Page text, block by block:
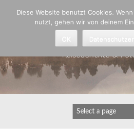
Astrid
Reiseberichte &
Diese Website benutzt Cookies.
nutzt, gehen wir von deinem